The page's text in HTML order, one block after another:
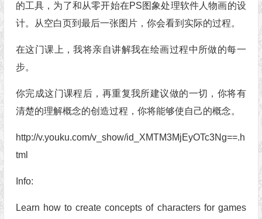
的工具，为了和从零开始在PS图象处理软件人物画的设
计。从空白页到最后一张图片，你会看到实际的过程。
在这门课上，我将亲自讲解我在绘画过程中所做的每一
步。
你完成这门课程后，再重复我所建议做的一切，你将有
清楚的理解概念的创造过程，你将能够使自己的概念。
http://v.youku.com/v_show/id_XMTM3MjEyOTc3Ng==.h
tml
Info:
Learn how to create concepts of characters for games